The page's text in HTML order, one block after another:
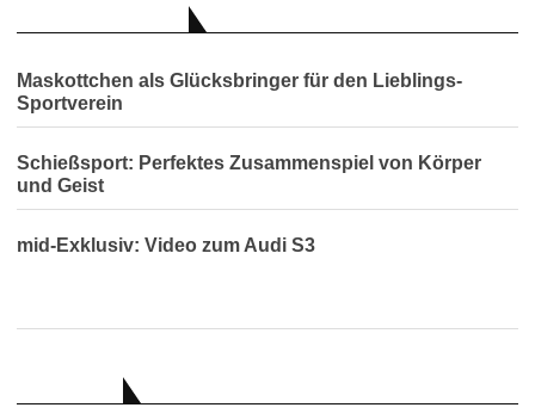
Maskottchen als Glücksbringer für den Lieblings-
Sportverein
Schießsport: Perfektes Zusammenspiel von Körper
und Geist
mid-Exklusiv: Video zum Audi S3